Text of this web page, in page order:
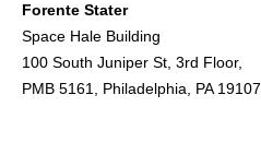
Forente Stater
Space Hale Building
100 South Juniper St, 3rd Floor,
PMB 5161, Philadelphia, PA 19107